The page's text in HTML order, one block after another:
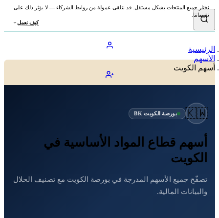
نختار جميع المنتجات بشكل مستقل. قد نتلقى عمولة من روابط الشركاء — لا يؤثر ذلك على
تقييماتنا.
كيف نعمل
الرئيسية
الأسهم
أسهم الكويت
🇰🇼 بورصة الكويت BK
أسهم قطاع المواد الأساسية في
الكويت
تصفّح جميع الأسهم المدرجة في بورصة الكويت مع تصنيف الحلال
والبيانات المالية.